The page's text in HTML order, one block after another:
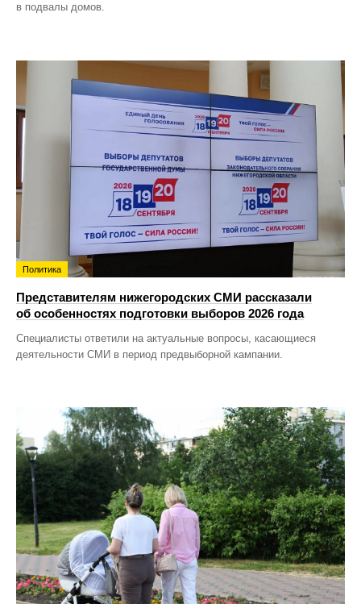
в подвалы домов.
Политика
Представителям нижегородских СМИ рассказали
об особенностях подготовки выборов 2026 года
Специалисты ответили на актуальные вопросы, касающиеся
деятельности СМИ в период предвыборной кампании.